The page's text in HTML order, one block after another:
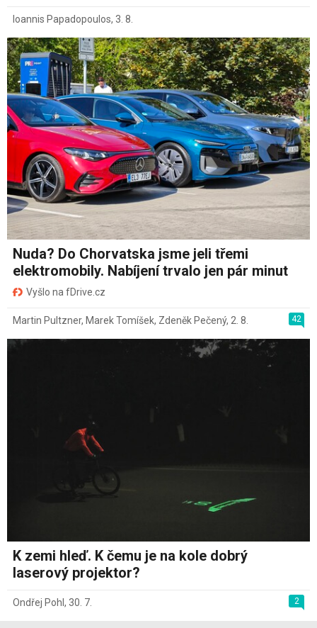
Ioannis Papadopoulos, 3. 8.
Nuda? Do Chorvatska jsme jeli třemi
elektromobily. Nabíjení trvalo jen pár minut
Vyšlo na fDrive.cz
42
Martin Pultzner, Marek Tomíšek, Zdeněk Pečený, 2. 8.
K zemi hleď. K čemu je na kole dobrý
laserový projektor?
2
Ondřej Pohl , 30. 7.